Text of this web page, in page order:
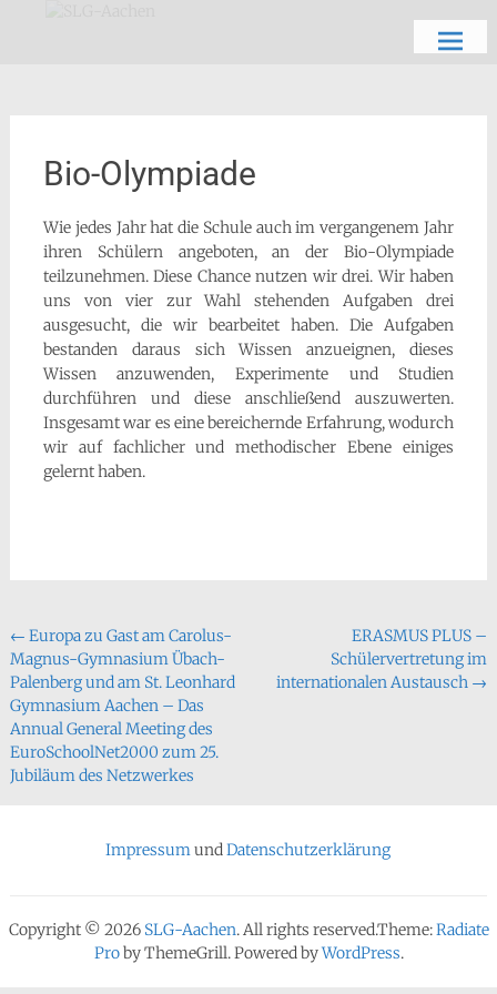
Bio-Olympiade
Wie jedes Jahr hat die Schule auch im vergangenem Jahr
ihren Schülern angeboten, an der Bio-Olympiade
teilzunehmen. Diese Chance nutzen wir drei. Wir haben
uns von vier zur Wahl stehenden Aufgaben drei
ausgesucht, die wir bearbeitet haben. Die Aufgaben
bestanden daraus sich Wissen anzueignen, dieses
Wissen anzuwenden, Experimente und Studien
durchführen und diese anschließend auszuwerten.
Insgesamt war es eine bereichernde Erfahrung, wodurch
wir auf fachlicher und methodischer Ebene einiges
gelernt haben.
Beitragsnavigation
← Europa zu Gast am Carolus-
Magnus-Gymnasium Übach-
Palenberg und am St. Leonhard
Gymnasium Aachen – Das
Annual General Meeting des
EuroSchoolNet2000 zum 25.
Jubiläum des Netzwerkes
ERASMUS PLUS –
Schülervertretung im
internationalen Austausch →
ImpressumundDatenschutzerklärung
Copyright © 2026 SLG-Aachen. All rights reserved.Theme:Radiate
Proby ThemeGrill. Powered byWordPress.